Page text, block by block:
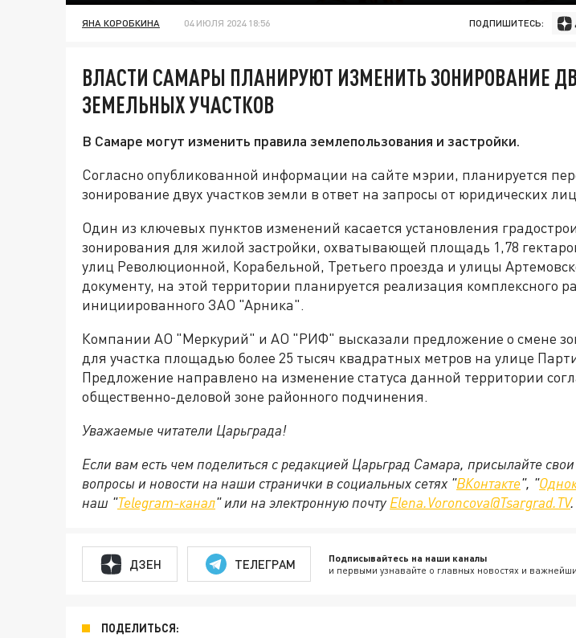
ЯНА КОРОБКИНА 04 ИЮЛЯ 2024 18:56 ПОДПИШИТЕСЬ:
ВЛАСТИ САМАРЫ ПЛАНИРУЮТ ИЗМЕНИТЬ ЗОНИРОВАНИЕ
ЗЕМЕЛЬНЫХ УЧАСТКОВ
В Самаре могут изменить правила землепользования и застройки.
Согласно опубликованной информации на сайте мэрии, планируется
зонирование двух участков земли в ответ на запросы от юридических
Один из ключевых пунктов изменений касается установления
зонирования для жилой застройки, охватывающей площадь 1,78
улиц Революционной, Корабельной, Третьего проезда и улицы
документу, на этой территории планируется реализация комплексного
инициированного ЗАО "Арника".
Компании АО "Меркурий" и АО "РИФ" высказали предложение о смене
для участка площадью более 25 тысяч квадратных метров на улице
Предложение направлено на изменение статуса данной территории
общественно-деловой зоне районного подчинения.
Уважаемые читатели Царьграда!
Если вам есть чем поделиться с редакцией Царьград Самара, присылайте
вопросы и новости на наши странички в социальных сетях "ВКонтакте", "
наш "Telegram-канал" или на электронную почту Elena.Voroncova@Tsargrad.TV.
ДЗЕН ТЕЛЕГРАМ Подписывайтесь на наши каналы
и первыми узнавайте о главных новостях и
ПОДЕЛИТЬСЯ: